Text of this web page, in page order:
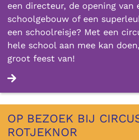
een directeur, de opening van
schoolgebouw of een
een schoolreisje? Met een
hele school aan mee kan
groot feest van!
Lees verder
OP BEZOEK BIJ
ROTJEKNOR